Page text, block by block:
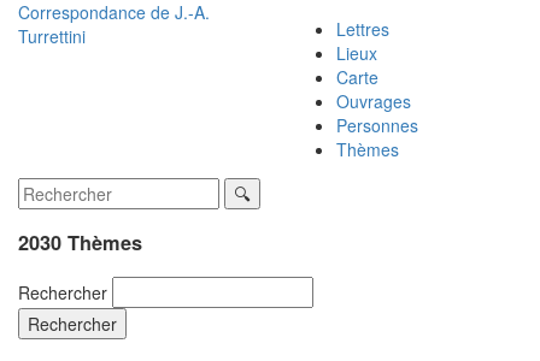
Correspondance de J.-A.
Turrettini
Lettres
Lieux
Carte
Ouvrages
Personnes
Thèmes
2030 Thèmes
Rechercher
Rechercher